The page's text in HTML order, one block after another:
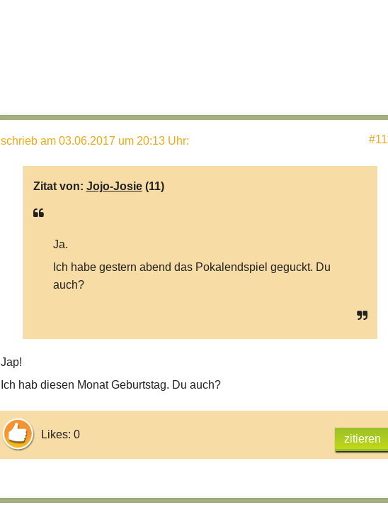
schrieb am 03.06.2017 um 20:13 Uhr:
Zitat von: Jojo-Josie(11)
Ja.
Ich habe gestern abend das Pokalendspiel geguckt. Du
auch?
Jap!
Ich hab diesen Monat Geburtstag. Du auch?
Likes: 0 zitieren